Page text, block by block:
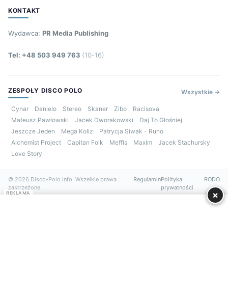
KONTAKT
Wydawca: PR Media Publishing
Tel: +48 503 949 763 (10-16)
ZESPOŁY DISCO POLO Wszystkie →
Cynar Danielo Stereo Skaner Zibo
Racisova
Mateusz Pawłowski
Jacek Dworakowski
Daj To Głośniej
Jeszcze Jeden
Mega Koliz
Patrycja Siwak - Runo
Alchemist Project
Capitan Folk Meffis Maxim
Jacek Stachursky
Love Story
© 2026 Disco-Polo.info. Wszelkie prawa
zastrzeżone.
RegulaminPolityka
prywatności
RODO
REKLAMA ×